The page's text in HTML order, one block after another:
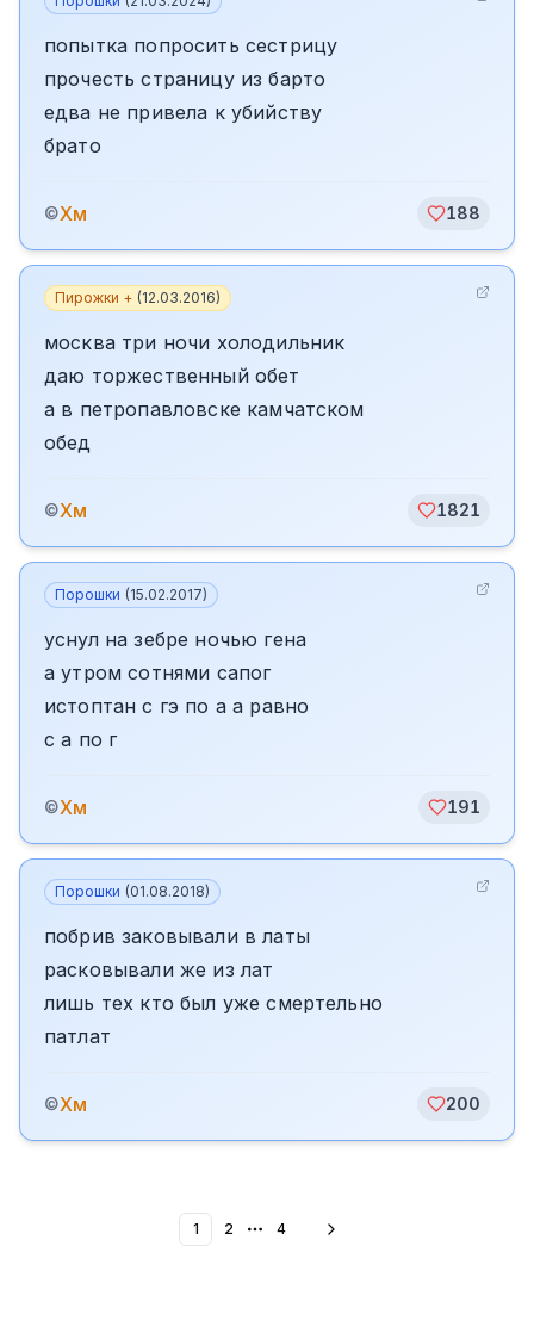
попытка попросить сестрицу
прочесть страницу из барто
едва не привела к убийству
брато
©Хм 188
Пирожки + (12.03.2016)
москва три ночи холодильник
даю торжественный обет
а в петропавловске камчатском
обед
©Хм 1821
Порошки (15.02.2017)
уснул на зебре ночью гена
а утром сотнями сапог
истоптан с гэ по а а равно
с а по г
©Хм 191
Порошки (01.08.2018)
побрив заковывали в латы
расковывали же из лат
лишь тех кто был уже смертельно
патлат
©Хм 200
1 2 More pages
4